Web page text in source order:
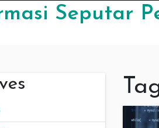
Seputar